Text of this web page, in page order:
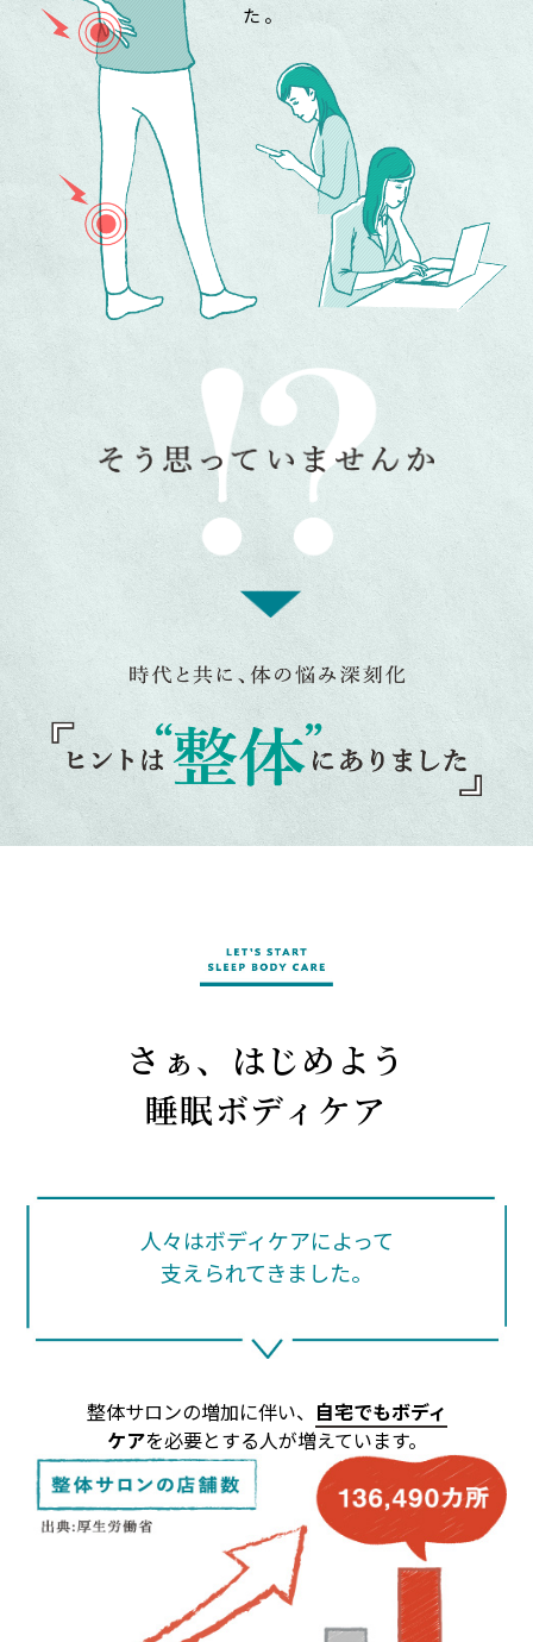
た。
さぁ、はじめよう
睡眠ボディケア
人々はボディケアによって
支えられてきました。
整体サロンの増加に伴い、 自宅でもボディ
ケアを必要とする人が増えています。